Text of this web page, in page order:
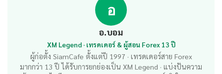
อ
อ.บอม
XM Legend · เทรดเดอร์ & ผู้สอน Forex 13 ปี
ผู้ก่อตั้ง SiamCafe ตั้งแต่ปี 1997 · เทรดเดอร์สาย Forex
มากกว่า 13 ปี ได้รับการยกย่องเป็น XM Legend · แบ่งปันความ